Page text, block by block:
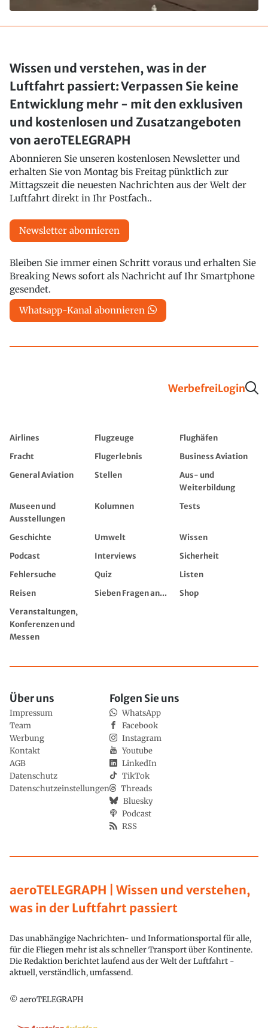
Wissen und verstehen, was in der
Luftfahrt passiert: Verpassen Sie keine
Entwicklung mehr - mit den exklusiven
und kostenlosen und Zusatzangeboten
von aeroTELEGRAPH
Abonnieren Sie unseren kostenlosen Newsletter und
erhalten Sie von Montag bis Freitag pünktlich zur
Mittagszeit die neuesten Nachrichten aus der Welt der
Luftfahrt direkt in Ihr Postfach..
Newsletter abonnieren
Bleiben Sie immer einen Schritt voraus und erhalten Sie
Breaking News sofort als Nachricht auf Ihr Smartphone
gesendet.
Whatsapp-Kanal abonnieren
WerbefreiLogin
Airlines Flugzeuge
Flughäfen
Fracht
Flugerlebnis
Business Aviation
General Aviation
Stellen
Aus- und
Weiterbildung
Museen und
Ausstellungen
Kolumnen Tests
Geschichte Umwelt
Wissen
Podcast
Interviews
Sicherheit
Fehlersuche
Quiz
Listen
Reisen
Sieben Fragen an...
Shop
Veranstaltungen,
Konferenzen und
Messen
aeroTELEGRAPH | Wissen und verstehen,
was in der Luftfahrt passiert
Das unabhängige Nachrichten- und Informationsportal für alle,
für die Fliegen mehr ist als schneller Transport über Kontinente.
Die Redaktion berichtet laufend aus der Welt der Luftfahrt -
aktuell, verständlich, umfassend.
© aeroTELEGRAPH
Über uns
Impressum
Team
Werbung
Kontakt
AGB
Datenschutz
Datenschutzeinstellungen
Folgen Sie uns
WhatsApp
Facebook
Instagram
Youtube
LinkedIn
TikTok
Threads
Bluesky
Podcast
RSS